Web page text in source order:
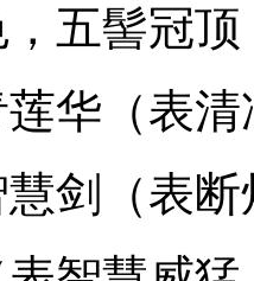
髻冠顶
（表清
（表断